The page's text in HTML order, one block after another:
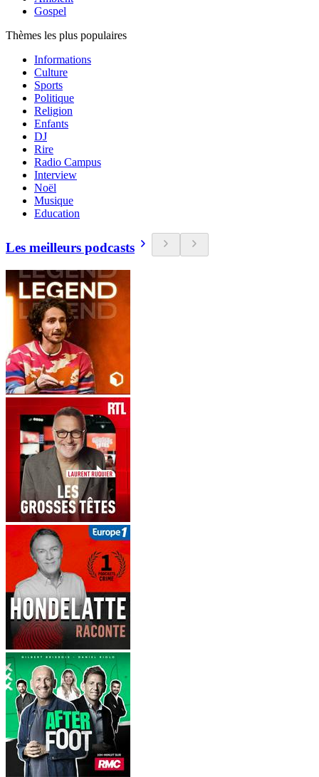
Gospel
Thèmes les plus populaires
Informations
Culture
Sports
Politique
Religion
Enfants
DJ
Rire
Radio Campus
Interview
Noël
Musique
Education
Les meilleurs podcasts